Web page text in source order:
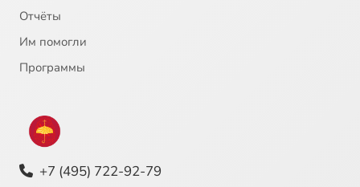
Отчёты
Им помогли
Программы
+7 (495) 722-92-79